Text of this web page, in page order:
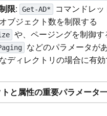
限: Get-AD*
コマンドレッ
ブジェクト数を制限する
や、ページングを制御す
などのパラメータが
ディレクトリの場合に有効
と属性の重要パラメータ